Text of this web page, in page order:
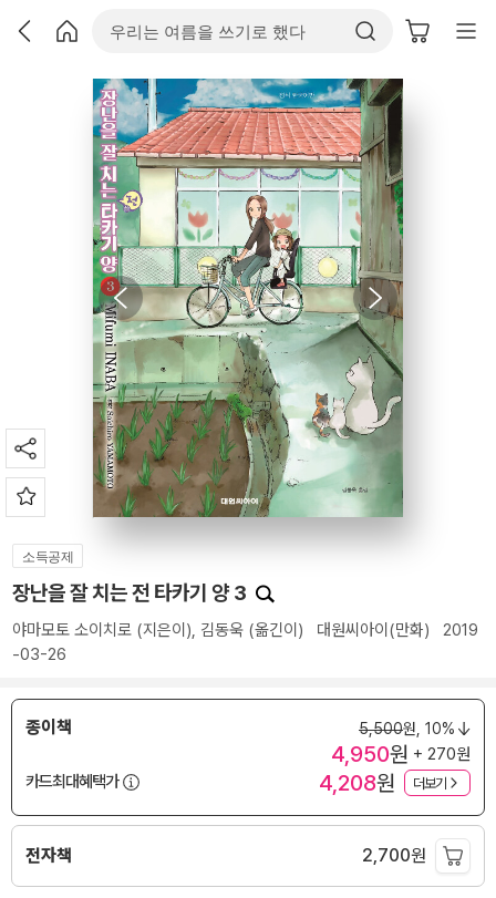
소득공제
장난을 잘 치는 전 타카기 양 3
야마모토 소이치로 (지은이), 김동욱 (옮긴이) 대원씨아이(만화) 2019
-03-26
종이책 5,500원, 10%
4,950원 + 270원
카드최대혜택가
4,208원 더보기
전자책 2,700원